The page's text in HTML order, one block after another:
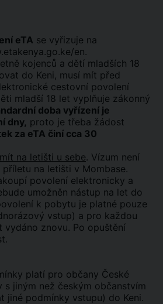
eTA se vyřizuje na
en.
kojenců a dětí mladších 18
do Keni, musí mít před
cestovní povolení
mladší 18 let vyplňuje zákonný
doba vyřízení je
dny, proto je třeba žádost
za eTA činí cca 30
na letišti u sebe. Vízum není
na letišti v Mombase.
povolení elektronicky a
umožněn nástup na let do
k pobytu je platné pouze
vstup) a pro každou
vydáno znovu. Po opuštění
platí pro občany České
s jiným než českým občanstvím
jiné podmínky vstupu) do Keni.